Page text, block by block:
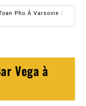
Pho À Varsovie :
Vega à